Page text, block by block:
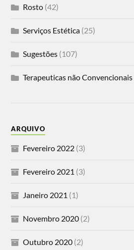
Rosto (42)
Serviços Estética (25)
Sugestões (107)
Terapeuticas não Convencionais
ARQUIVO
Fevereiro 2022 (3)
Fevereiro 2021 (3)
Janeiro 2021 (1)
Novembro 2020 (2)
Outubro 2020 (2)